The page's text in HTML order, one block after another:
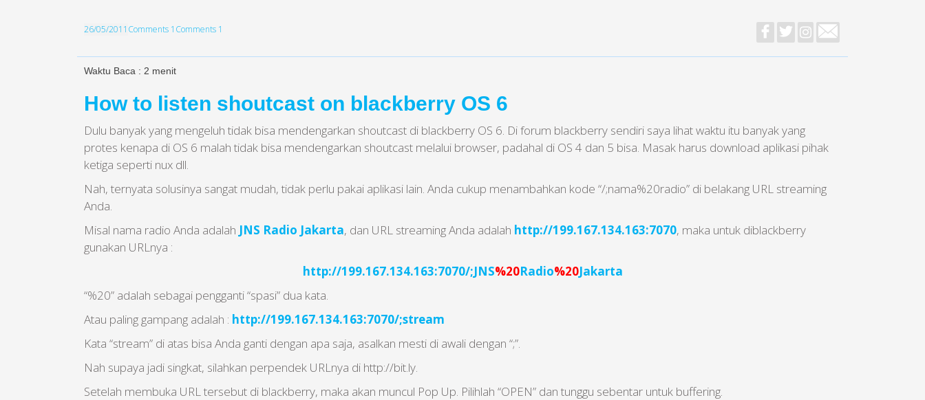
26/05/2011 Comments 1 Comments 1
Waktu Baca : 2 menit
How to listen shoutcast on blackberry OS 6
Dulu banyak yang mengeluh tidak bisa mendengarkan shoutcast di blackberry OS 6. Di forum blackberry sendiri saya lihat waktu itu banyak yang
protes kenapa di OS 6 malah tidak bisa mendengarkan shoutcast melalui browser, padahal di OS 4 dan 5 bisa. Masak harus download aplikasi pihak
ketiga seperti nux dll.
Nah, ternyata solusinya sangat mudah, tidak perlu pakai aplikasi lain. Anda cukup menambahkan kode “/;nama%20radio” di belakang URL streaming
Anda.
Misal nama radio Anda adalah JNS Radio Jakarta, dan URL streaming Anda adalah http://199.167.134.163:7070, maka untuk diblackberry
gunakan URLnya :
http://199.167.134.163:7070/;JNS%20Radio%20Jakarta
“%20” adalah sebagai pengganti “spasi” dua kata.
Atau paling gampang adalah : http://199.167.134.163:7070/;stream
Kata “stream” di atas bisa Anda ganti dengan apa saja, asalkan mesti di awali dengan “;”.
Nah supaya jadi singkat, silahkan perpendek URLnya di http://bit.ly.
Setelah membuka URL tersebut di blackberry, maka akan muncul Pop Up. Pilihlah “OPEN” dan tunggu sebentar untuk buffering.